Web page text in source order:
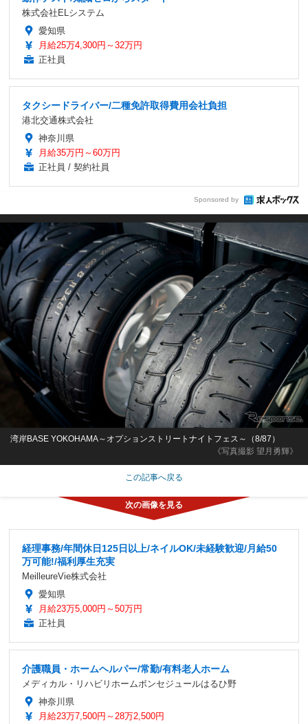
株式会社ELシステム
愛知県
月給25万4,300円～32万円
正社員
タクシードライバー/二種免許取得費用会社負担
港北交通株式会社
神奈川県
月給35万円～60万円
正社員 / 契約社員
Sponsored by
《写真撮影 望月勇輝》
湾岸BASE YOKOHAMA～オプションストリートナイトフェス～（8/87）
この記事へ戻る
経理事務/年間休日125日以上/ネイルOK/未経験歓迎/月給50
万可能!/福利厚生充実
MeilleureVie株式会社
愛知県
月給23万5,000円～50万円
正社員
介護職員・ホームヘルパー/常勤/有料老人ホーム
メディカル・リハビリホームボンセジュールはるひ野
神奈川県
月給23万7,500円～28万2,500円